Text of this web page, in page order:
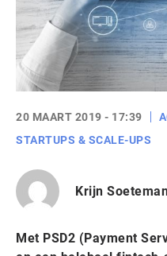
20 MAART 2019 - 17:39
STARTUPS & SCALE-UPS
Krijn
Met PSD2 (Payment